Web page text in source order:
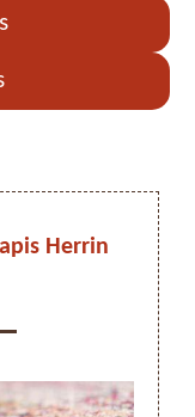
Herrin